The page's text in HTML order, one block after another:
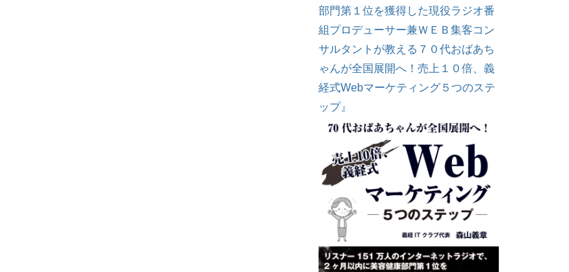
部門第１位を獲得した現役ラジオ番
組プロデューサー兼ＷＥＢ集客コン
サルタントが教える７０代おばあち
ゃんが全国展開へ！売上１０倍、義
経式Webマーケティング５つのステ
ップ』